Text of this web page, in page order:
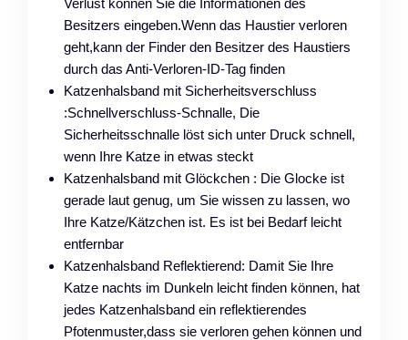
Besitzers eingeben.Wenn das Haustier verloren
geht,kann der Finder den Besitzer des Haustiers
durch das Anti-Verloren-ID-Tag finden
Katzenhalsband mit Sicherheitsverschluss
:Schnellverschluss-Schnalle, Die
Sicherheitsschnalle löst sich unter Druck schnell,
wenn Ihre Katze in etwas steckt
Katzenhalsband mit Glöckchen : Die Glocke ist
gerade laut genug, um Sie wissen zu lassen, wo
Ihre Katze/Kätzchen ist. Es ist bei Bedarf leicht
entfernbar
Katzenhalsband Reflektierend: Damit Sie Ihre
Katze nachts im Dunkeln leicht finden können, hat
jedes Katzenhalsband ein reflektierendes
Pfotenmuster,dass sie verloren gehen können und